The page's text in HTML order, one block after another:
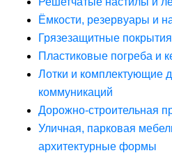
Ёмкости, резервуары и
Грязезащитные
Пластиковые погреба и
Лотки и комплектующие
коммуникаций
Дорожно-строительная
Уличная, парковая
архитектурные формы